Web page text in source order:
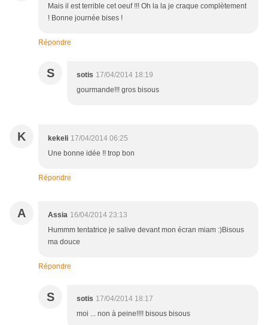
Mais il est terrible cet oeuf !!! Oh la la je craque complètement
! Bonne journée bises !
Répondre
S sotis 17/04/2014 18:19
gourmande!!! gros bisous
K kekeli 17/04/2014 06:25
Une bonne idée !! trop bon
Répondre
A Assia 16/04/2014 23:13
Hummm tentatrice je salive devant mon écran miam :)Bisous
ma douce
Répondre
S sotis 17/04/2014 18:17
moi ... non à peine!!!! bisous bisous